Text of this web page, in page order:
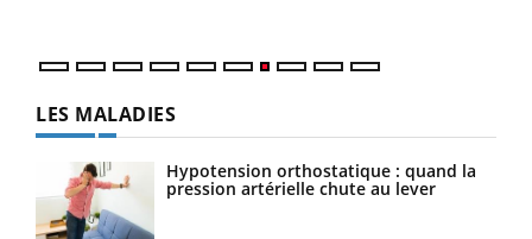
LES MALADIES
Hypotension orthostatique : quand la
pression artérielle chute au lever